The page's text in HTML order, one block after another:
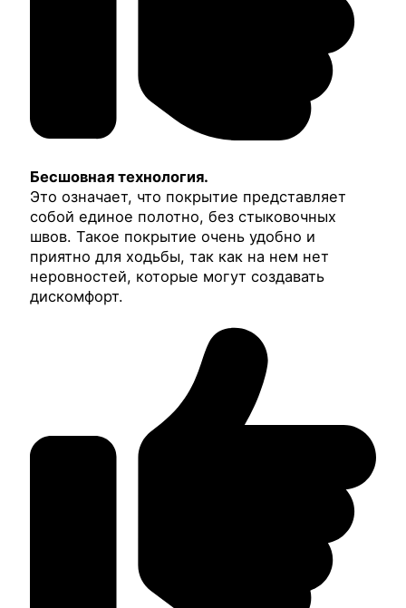
Бесшовная технология.
Это означает, что покрытие представляет
собой единое полотно, без стыковочных
швов. Такое покрытие очень удобно и
приятно для ходьбы, так как на нем нет
неровностей, которые могут создавать
дискомфорт.